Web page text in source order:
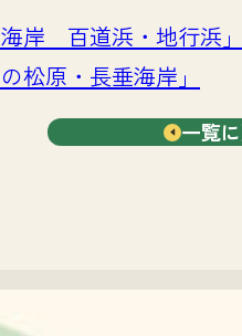
岸 百道浜・地行浜」
原・長垂海岸」
一覧